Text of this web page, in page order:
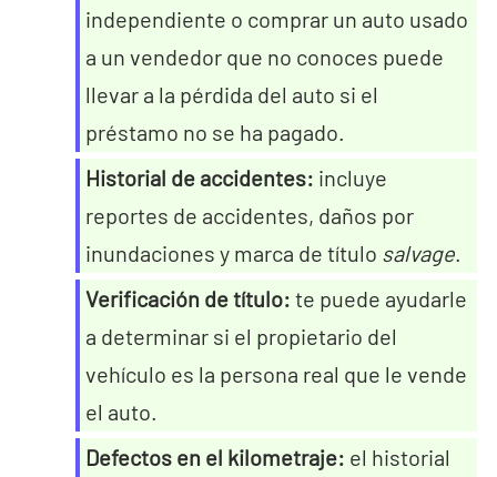
independiente o comprar un auto usado
a un vendedor que no conoces puede
llevar a la pérdida del auto si el
préstamo no se ha pagado.
Historial de accidentes: incluye
reportes de accidentes, daños por
inundaciones y marca de título salvage.
Verificación de título: te puede ayudarle
a determinar si el propietario del
vehículo es la persona real que le vende
el auto.
Defectos en el kilometraje: el historial